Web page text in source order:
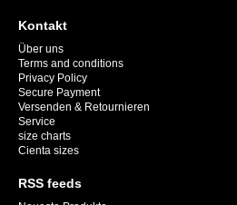
Kontakt
Über uns
Terms and conditions
Privacy Policy
Secure Payment
Versenden & Retournieren
Service
size charts
Cienta sizes
RSS feeds